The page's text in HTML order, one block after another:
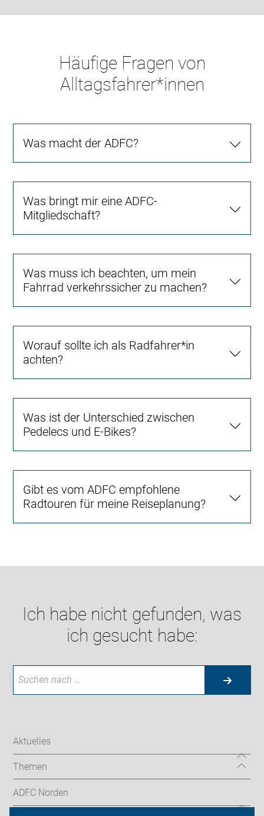
Häufige Fragen von
Alltagsfahrer*innen
Was macht der ADFC?
Was bringt mir eine ADFC-
Mitgliedschaft?
Was muss ich beachten, um mein
Fahrrad verkehrssicher zu machen?
Worauf sollte ich als Radfahrer*in
achten?
Was ist der Unterschied zwischen
Pedelecs und E-Bikes?
Gibt es vom ADFC empfohlene
Radtouren für meine Reiseplanung?
Ich habe nicht gefunden, was
ich gesucht habe:
Aktuelles
Themen
ADFC Norden